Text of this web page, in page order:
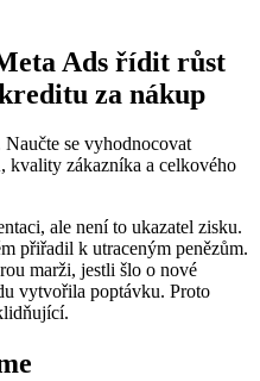
Ads řídit růst
za nákup
se vyhodnocovat
kvality zákazníka a celkového
ale není to ukazatel zisku.
přiřadil k utraceným penězům.
marži, jestli šlo o nové
vytvořila poptávku. Proto